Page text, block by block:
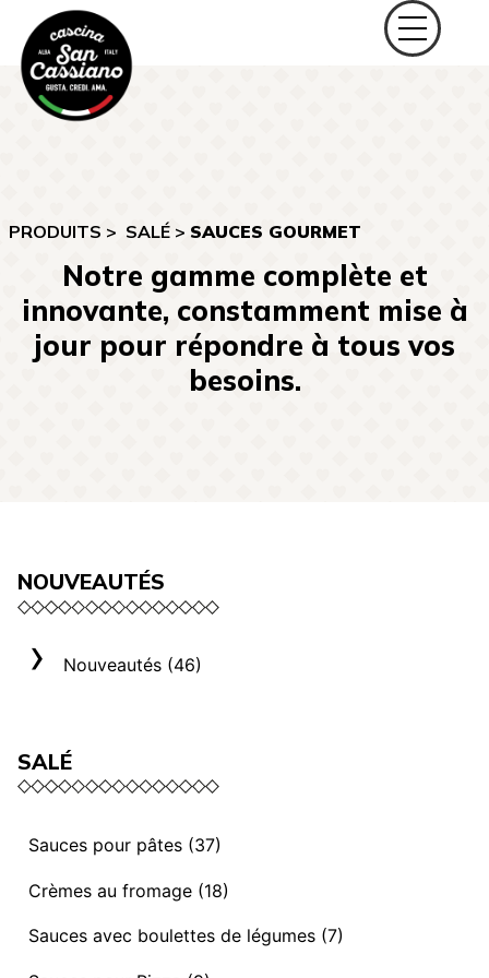
PRODUITS > SALÉ > SAUCES GOURMET
Notre gamme complète et
innovante, constamment mise à
jour pour répondre à tous vos
besoins.
NOUVEAUTÉS
Nouveautés (46)
SALÉ
Sauces pour pâtes (37)
Sauces et ragoûts végétaliens (13)
Sauces “ I mediterranei” (3)
Sauces et ragoûts (14)
Crèmes au fromage (18)
Sélection Rome (3)
Sauces avec boulettes de légumes (7)